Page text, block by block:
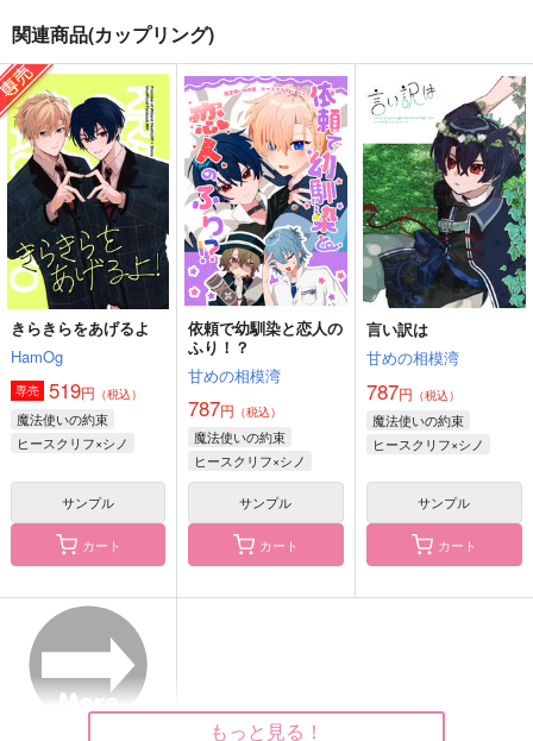
依頼で幼馴染と恋人の
ふり！？
甘めの相模湾
787 円（税込）
ヒースクリフ×シノ
サンプル
作品詳細
言い訳は
甘めの相模湾
787円（税込）
ヒースクリフ×シノ
サンプル
作品詳細
ラベンダーの花言葉
1,045円（税込）
ヒースクリフ×シノ
サンプル
作品詳細
二人だけの世界で愛を
囁く
冷凍こっぺぱん
3,457円（税込）
ヒースクリフ
関連商品(カップリング)
きらきらをあげるよ
HamOg
専売 519円 （税込）
魔法使いの約束
ヒースクリフ×シノ
サンプル
カート
依頼で幼馴染と恋人の
ふり！？
甘めの相模湾
787円 （税込）
魔法使いの約束
ヒースクリフ×シノ
サンプル
カート
言い訳は
甘めの相模湾
787円 （税込）
魔法使いの約束
ヒースクリフ×シノ
サンプル
カート
もっと見る！